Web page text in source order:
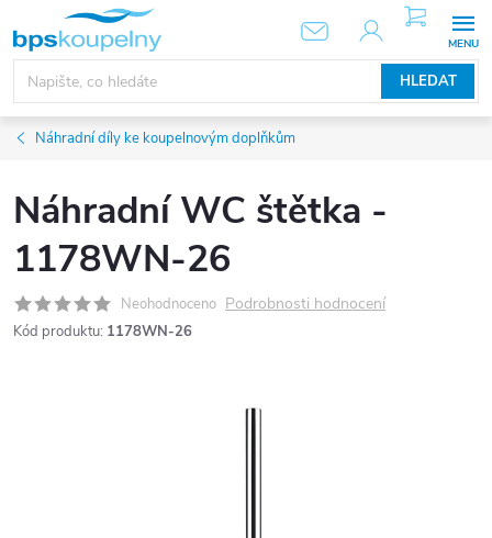
obsah
HLEDAT
NÁKUPNÍ
KOŠÍK
Náhradní díly ke koupelnovým doplňkům
Náhradní WC štětka -
1178WN-26
Neohodnoceno Podrobnosti hodnocení
Kód produktu: 1178WN-26